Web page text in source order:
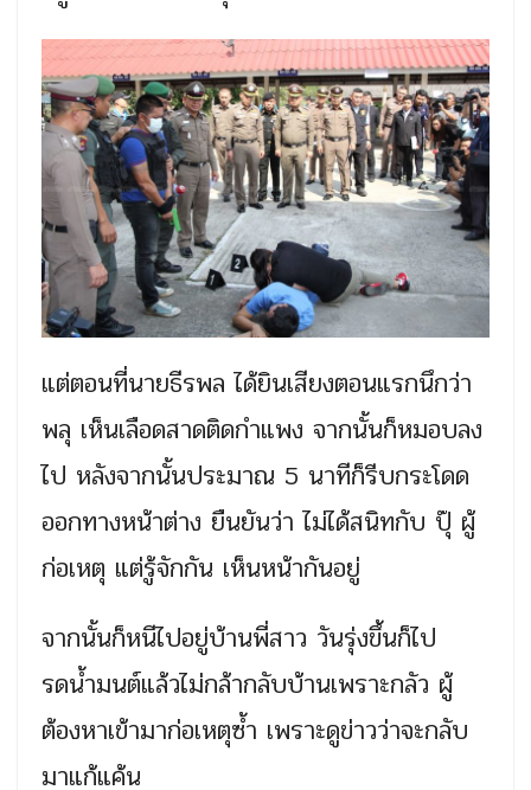
แต่ตอนที่นายธีรพล ได้ยินเสียงตอนแรกนึกว่า
พลุ เห็นเลือดสาดติดกำแพง จากนั้นก็หมอบลง
ไป หลังจากนั้นประมาณ 5 นาทีก็รีบกระโดด
ออกทางหน้าต่าง ยืนยันว่า ไม่ได้สนิทกับ ปุ๊ ผู้
ก่อเหตุ แต่รู้จักกัน เห็นหน้ากันอยู่
จากนั้นก็หนีไปอยู่บ้านพี่สาว วันรุ่งขึ้นก็ไป
รดน้ำมนต์แล้วไม่กล้ากลับบ้านเพราะกลัว ผู้
ต้องหาเข้ามาก่อเหตุซ้ำ เพราะดูข่าวว่าจะกลับ
มาแก้แค้น